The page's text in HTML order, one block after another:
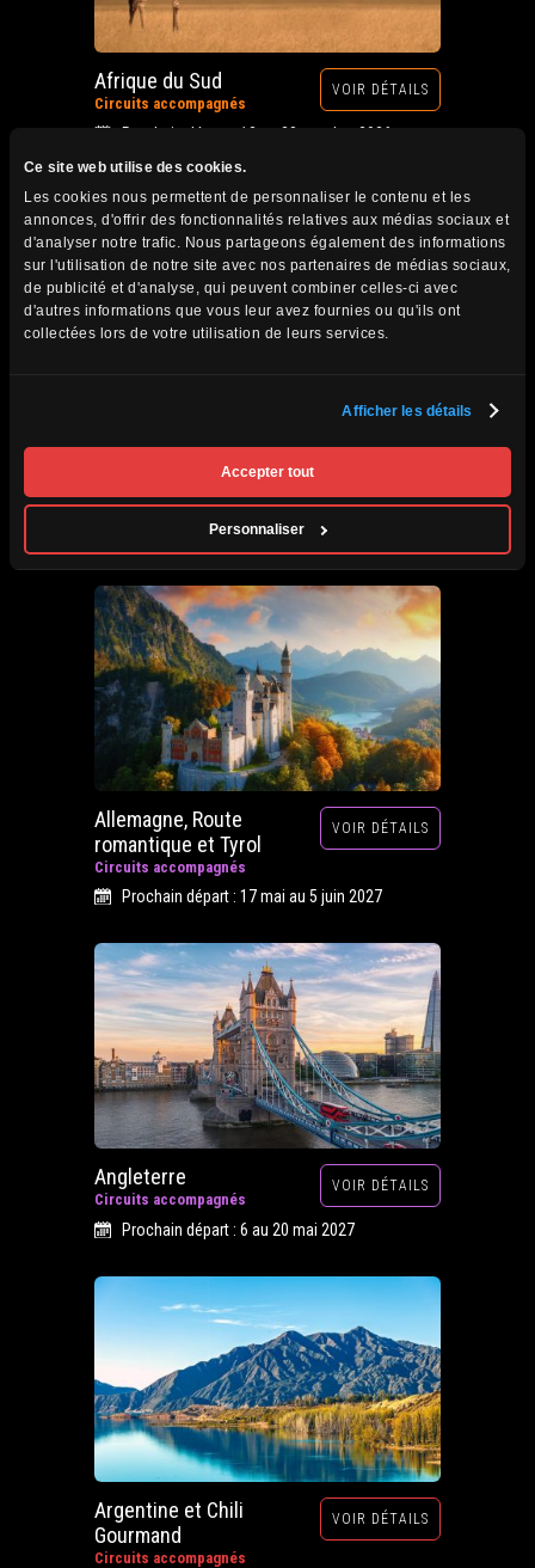
Ce site web utilise des cookies.
Les cookies nous permettent de personnaliser le contenu et les
annonces, d'offrir des fonctionnalités relatives aux médias sociaux et
d'analyser notre trafic. Nous partageons également des informations
sur l'utilisation de notre site avec nos partenaires de médias sociaux,
de publicité et d'analyse, qui peuvent combiner celles-ci avec
d'autres informations que vous leur avez fournies ou qu'ils ont
collectées lors de votre utilisation de leurs services.
Afficher les détails
Accepter tout
Personnaliser
Afrique du Sud
Circuits accompagnés
VOIR DÉTAILS
Prochain départ : 12 au 28 octobre 2026
Allemagne, Route
romantique et Tyrol
Circuits accompagnés
VOIR DÉTAILS
Prochain départ : 17 mai au 5 juin 2027
Angleterre
Circuits accompagnés
VOIR DÉTAILS
Prochain départ : 6 au 20 mai 2027
Argentine et Chili
Gourmand
Circuits accompagnés
VOIR DÉTAILS